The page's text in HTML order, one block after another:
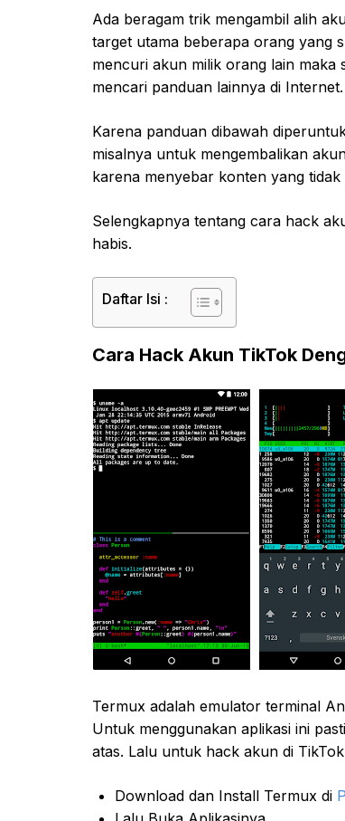
Ada beragam trik mengambil alih
target utama beberapa orang yang
mencuri akun milik orang lain
mencari panduan lainnya di Internet.
Karena panduan dibawah
misalnya untuk mengembalikan
karena menyebar konten yang
Selengkapnya tentang cara hack
habis.
Daftar Isi :
Cara Hack Akun TikTok
Termux adalah emulator terminal
Untuk menggunakan aplikasi ini
atas. Lalu untuk hack akun di
Download dan Install Termux di